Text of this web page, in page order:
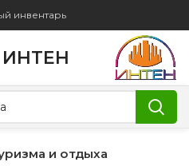
инвентарь
и отдыха